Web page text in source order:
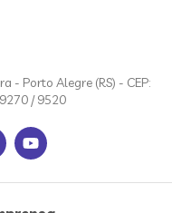
- Porto Alegre (RS) - CEP:
/ 9520